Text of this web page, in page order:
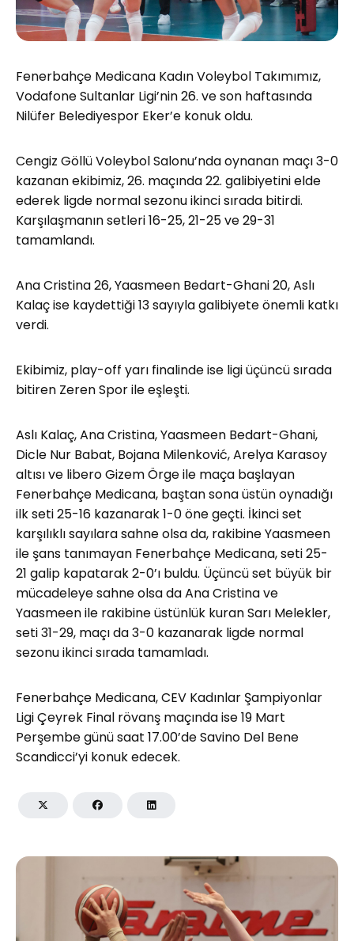
Fenerbahçe Medicana Kadın Voleybol Takımımız,
Vodafone Sultanlar Ligi’nin 26. ve son haftasında
Nilüfer Belediyespor Eker’e konuk oldu.
Cengiz Göllü Voleybol Salonu’nda oynanan maçı 3-0
kazanan ekibimiz, 26. maçında 22. galibiyetini elde
ederek ligde normal sezonu ikinci sırada bitirdi.
Karşılaşmanın setleri 16-25, 21-25 ve 29-31
tamamlandı.
Ana Cristina 26, Yaasmeen Bedart-Ghani 20, Aslı
Kalaç ise kaydettiği 13 sayıyla galibiyete önemli katkı
verdi.
Ekibimiz, play-off yarı finalinde ise ligi üçüncü sırada
bitiren Zeren Spor ile eşleşti.
Aslı Kalaç, Ana Cristina, Yaasmeen Bedart-Ghani,
Dicle Nur Babat, Bojana Milenković, Arelya Karasoy
altısı ve libero Gizem Örge ile maça başlayan
Fenerbahçe Medicana, baştan sona üstün oynadığı
ilk seti 25-16 kazanarak 1-0 öne geçti. İkinci set
karşılıklı sayılara sahne olsa da, rakibine Yaasmeen
ile şans tanımayan Fenerbahçe Medicana, seti 25-
21 galip kapatarak 2-0’ı buldu. Üçüncü set büyük bir
mücadeleye sahne olsa da Ana Cristina ve
Yaasmeen ile rakibine üstünlük kuran Sarı Melekler,
seti 31-29, maçı da 3-0 kazanarak ligde normal
sezonu ikinci sırada tamamladı.
Fenerbahçe Medicana, CEV Kadınlar Şampiyonlar
Ligi Çeyrek Final rövanş maçında ise 19 Mart
Perşembe günü saat 17.00’de Savino Del Bene
Scandicci’yi konuk edecek.